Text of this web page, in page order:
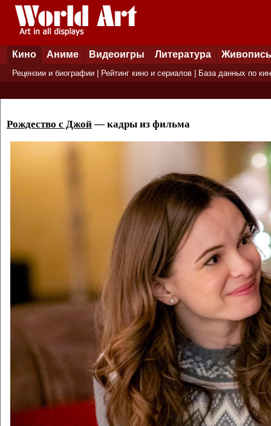
Кино Аниме Видеоигры Литература Живопись
Рецензии и биографии Рейтинг кино и сериалов База данных по
Рождество с Джой— кадры из фильма